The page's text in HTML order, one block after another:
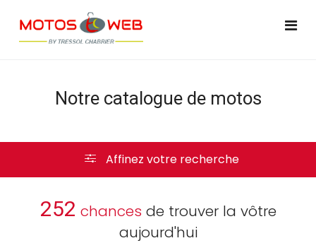
Notre catalogue de motos
Affinez votre recherche
252 chances de trouver la vôtre
aujourd'hui